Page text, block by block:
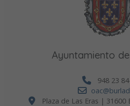
Ayuntamiento
948 23
Plaza de Las Eras | 31600